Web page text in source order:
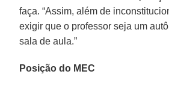
faça. “Assim, além de
exigir que o professor seja um
sala de aula.”
Posição do MEC